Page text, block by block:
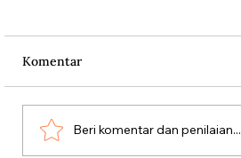
Komentar
Beri komentar dan penilaian...